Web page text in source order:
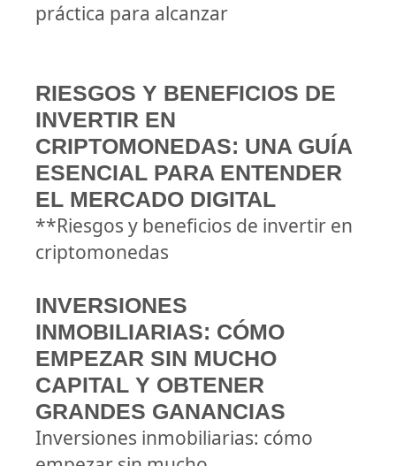
práctica para alcanzar
RIESGOS Y BENEFICIOS DE
INVERTIR EN
CRIPTOMONEDAS: UNA GUÍA
ESENCIAL PARA ENTENDER
EL MERCADO DIGITAL
**Riesgos y beneficios de invertir en
criptomonedas
INVERSIONES
INMOBILIARIAS: CÓMO
EMPEZAR SIN MUCHO
CAPITAL Y OBTENER
GRANDES GANANCIAS
Inversiones inmobiliarias: cómo